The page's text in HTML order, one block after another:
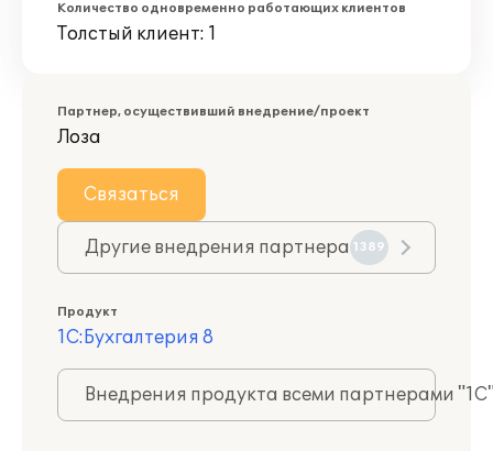
Количество одновременно работающих клиентов
Толстый клиент: 1
Партнер, осуществивший внедрение/проект
Лоза
Связаться
Другие внедрения партнера 1389
Продукт
1С:Бухгалтерия 8
Внедрения продукта всеми партнерами